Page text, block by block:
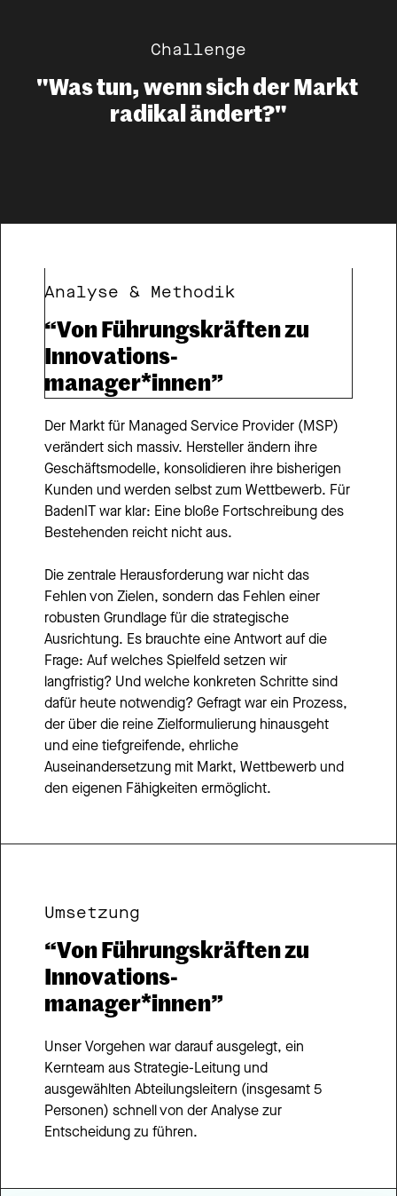
Challenge
"Was tun, wenn sich der Markt
radikal ändert?"
Analyse & Methodik
“Von Führungskräften zu
Innovations-
manager*innen”
Der Markt für Managed Service Provider (MSP)
verändert sich massiv. Hersteller ändern ihre
Geschäftsmodelle, konsolidieren ihre bisherigen
Kunden und werden selbst zum Wettbewerb. Für
BadenIT war klar: Eine bloße Fortschreibung des
Bestehenden reicht nicht aus.
Die zentrale Herausforderung war nicht das
Fehlen von Zielen, sondern das Fehlen einer
robusten Grundlage für die strategische
Ausrichtung. Es brauchte eine Antwort auf die
Frage: Auf welches Spielfeld setzen wir
langfristig? Und welche konkreten Schritte sind
dafür heute notwendig? Gefragt war ein Prozess,
der über die reine Zielformulierung hinausgeht
und eine tiefgreifende, ehrliche
Auseinandersetzung mit Markt, Wettbewerb und
den eigenen Fähigkeiten ermöglicht.
Umsetzung
“Von Führungskräften zu
Innovations-
manager*innen”
Unser Vorgehen war darauf ausgelegt, ein
Kernteam aus Strategie-Leitung und
ausgewählten Abteilungsleitern (insgesamt 5
Personen) schnell von der Analyse zur
Entscheidung zu führen.